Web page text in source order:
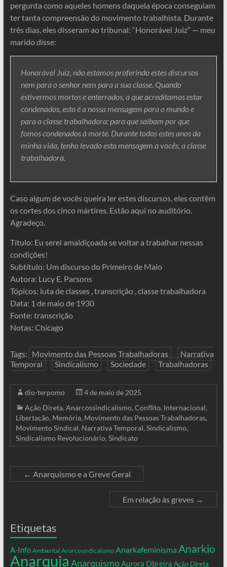
pergunta como aqueles homens daquela época conseguiam
ter tanta compreensão do movimento trabalhista. Durante
três dias, eles disseram ao tribunal: “Honorável Juiz” — meu
marido disse:
Honorável Juiz, não estamos proferindo estes discursos
nem para o senhor nem para a sua classe. Quando
estivermos mortos e enterrados, a que acreditamos estar
condenados, esta é a nossa mensagem para o mundo e
para a classe trabalhadora: para que saibam por que
fomos condenados à morte. Durante todos estes anos da
minha vida, tenho levado esta mensagem a vocês, a classe
trabalhadora.
Caso algum de vocês queira ler estes discursos, eles contêm
os cortes dos cinco mártires. Estão aqui no auditório.
Agradeço.
Título: Eu serei amaldiçoada se voltar a trabalhar nessas
condições!
Subtítulo: Um discurso do Primeiro de Maio
Autora: Lucy E. Parsons
Tópicos: luta de classes , transcrição , classe trabalhadora
Data: 1 de maio de 1930
Fonte: transcrição
Notas: Chicago
Tags: Movimento das Pessoas Trabalhadoras
Narrativa
Temporal
Sindicalismo Sociedade Trabalhadoras
dio-terpomo
4 de maio de 2025
Ação Direta, Anarcossindicalismo, Conflito, Internacional,
Libertação, Memória, Movimento das Pessoas Trabalhadoras,
Movimento Sindical, Narrativa Temporal, Sindicalismo,
Sindicalismo Revolucionário, Sindicato
← Anarquismo e a Greve Geral
Em relação às greves →
Etiquetas
A-Info Ambiental Anarcosindicalismo Anarkafeminisma Anarkio
Anarquia AnarquismoAurora Obreira Ação Direta